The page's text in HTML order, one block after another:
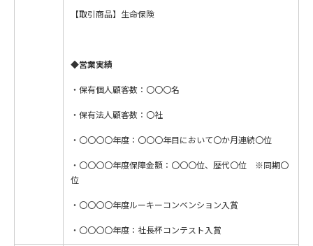
【取引商品】生命保険
◆営業実績
・保有個人顧客数：〇〇〇名
・保有法人顧客数：〇社
・〇〇〇〇年度：〇〇〇年目において〇か月連続〇位
・〇〇〇〇年度保障金額：〇〇〇位、歴代〇位 ※同期〇
位
・〇〇〇〇年度ルーキーコンベンション入賞
・〇〇〇〇年度：社長杯コンテスト入賞